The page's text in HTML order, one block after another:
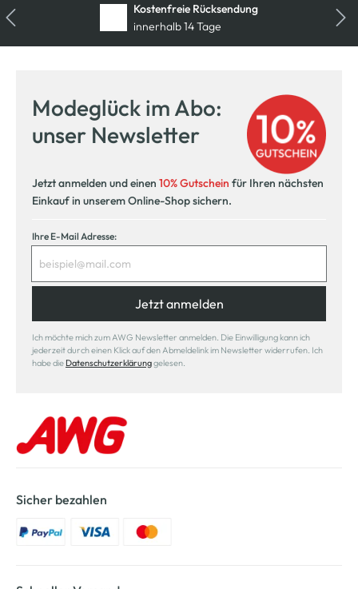
Kostenfreie Rücksendung
innerhalb 14 Tage
Modeglück im Abo:
unser Newsletter
Jetzt anmelden und einen 10% Gutschein für Ihren nächsten
Einkauf in unserem Online-Shop sichern.
Ihre E-Mail Adresse:
Jetzt anmelden
Ich möchte mich zum AWG Newsletter anmelden. Die Einwilligung kann ich
jederzeit durch einen Klick auf den Abmeldelink im Newsletter widerrufen. Ich
habe die Datenschutzerklärunggelesen.
Sicher bezahlen